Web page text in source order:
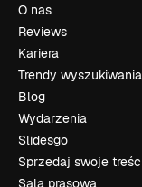
O nas
Reviews
Kariera
Trendy wyszukiwania
Blog
Wydarzenia
Slidesgo
Sprzedaj swoje
Sala prasowa